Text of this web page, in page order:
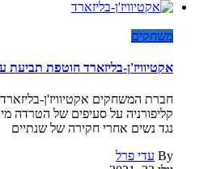
משחקים
אקטיוויז'ן-בליזארד חוטפת תביעת
חברת המשחקים אקטיוויז'ן-
קליפורניה על סעיפים של הטרדה
נגד נשים אחרי חקירה של שנתיים
By עדי פרל